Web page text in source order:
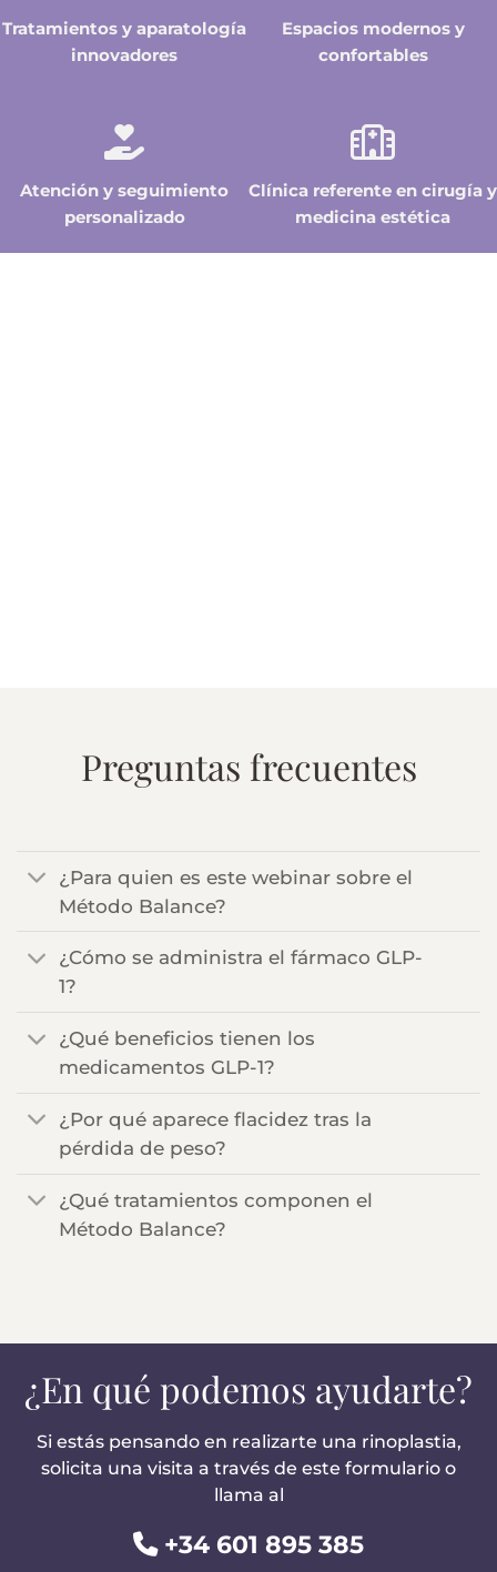
Tratamientos y aparatología
innovadores
Espacios modernos y
confortables
Atención y seguimiento
personalizado
Clínica referente en cirugía y
medicina estética
Preguntas frecuentes
¿Para quien es este webinar sobre el
Método Balance?
¿Cómo se administra el fármaco GLP-
1?
¿Qué beneficios tienen los
medicamentos GLP-1?
¿Por qué aparece flacidez tras la
pérdida de peso?
¿Qué tratamientos componen el
Método Balance?
¿En qué podemos ayudarte?
Si estás pensando en realizarte una rinoplastia,
solicita una visita a través de este formulario o
llama al
+34 601 895 385